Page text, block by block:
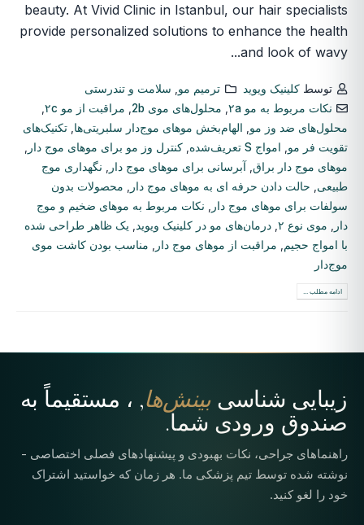
beauty. At Vivid Clinic in Istanbul, our hair specialists
provide personalized solutions to enhance the health
and look of wavy...
توسطکلینیک ویوید ترمیم مو
سلامت و تندرستی
نکات مربوط به مو ۲a
محلول‌های موی 2b مراقبت از مو ۲c
محلول‌های ضد وز مو
الهام‌بخش موهای موج‌دار سلبریتی‌ها تکنیک‌های
تقویت فر مو
امواج S تعریف‌شده کنترل وز مو برای موهای موج دار
موهای موج دار براق آبرسانی برای موهای موج دار
نگهداری موج
طبیعی
حالت دادن حرفه ای به موهای موج دار
محصولات بدون
سولفات برای موهای موج دار
نکات مربوط به موهای ضخیم و موج
دار
موی نوع ۲ درمان‌های مو در کلینیک ویوید
یک ظاهر طراحی شده
با امواج حجیم
مراقبت از موهای موج دار
مناسب بودن کاشت موی
موج‌دار
ادامه مطلب ...
زیبایی شناسیبینش‌ها, ، مستقیماً به
صندوق ورودی شما.
راهنماهای جراحی، نکات بهبودی و پیشنهادهای فصلی اختصاصی -
نوشته شده توسط تیم پزشکی ما. هر زمان که خواستید اشتراک
خود را لغو کنید.